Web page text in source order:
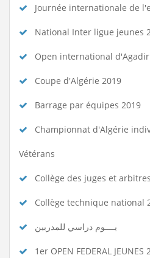
Journée internationale de
National Inter ligue jeunes
Open international
Coupe d'Algérie 2019
Barrage par équipes 2019
Championnat d'Algérie
Vétérans
Collège des juges et
Collège technique national
يــــوم دراسي للمدربين
1er OPEN FEDERAL JEUNES